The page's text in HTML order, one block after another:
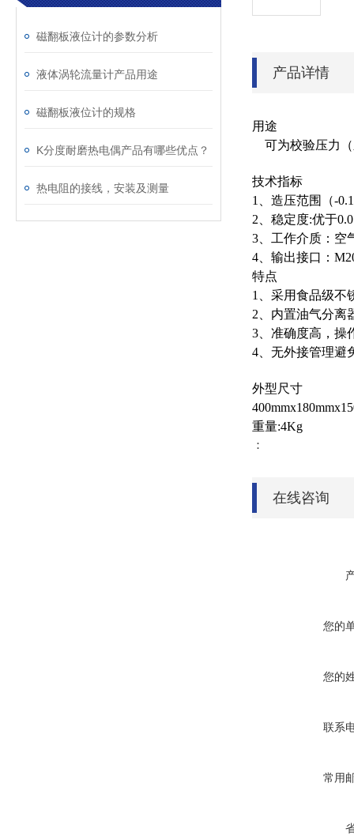
磁翻板液位计的参数分析
液体涡轮流量计产品用途
磁翻板液位计的规格
K分度耐磨热电偶产品有哪些优点？
热电阻的接线，安装及测量
产品详情
用途
可为校验压力
技术指标
1
、造压范围
（-
2 、稳定度:优于
3 、工作介质：空
4 、输出接口：
特点
1
、采用食品级
2 、内置油气分
3 、准确度高，
4 、无外接管理
外型尺寸
重量:4Kg
：
在线咨询
您的
您的
联系
常用